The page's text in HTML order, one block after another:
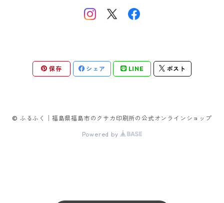
保存 シェア LINE ポスト
© ふるふく│福島県福島市のクサカ印刷所の公式オンラインショップ
Powered by